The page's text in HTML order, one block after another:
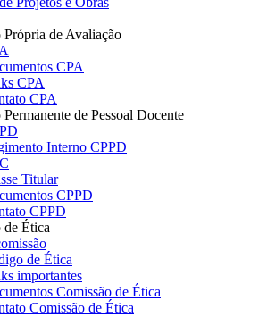
Própria de Avaliação
CPA
CPA
CPA
de Pessoal Docente
Interno CPPD
Titular
CPPD
CPPD
de Ética
de Ética
importantes
Comissão de Ética
Comissão de Ética